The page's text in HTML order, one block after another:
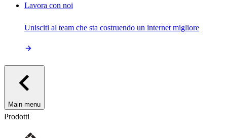
Lavora con noi
Unisciti al team che sta costruendo un internet migliore
Main menu
Prodotti